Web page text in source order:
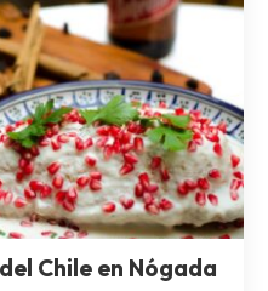
Chile en Nógada